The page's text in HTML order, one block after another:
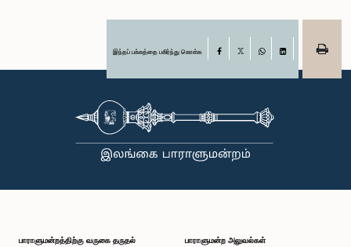
இந்தப் பக்கத்தை பகிர்ந்து கொள்க Facebook
பாராளுமன்றத்திற்கு வருகை தருதல் பாராளுமன்ற அலுவல்கள்